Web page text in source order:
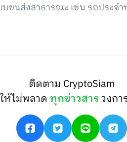
ขนส่งสาธารณะ เช่น รถประจำ
ติดตาม CryptoSiam
ห้ไม่พลาดทุกข่าวสารวงก